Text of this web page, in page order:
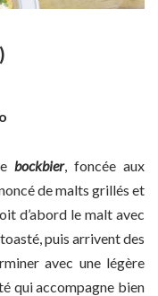
bockbier, foncée aux
de malts grillés et
d’abord le malt avec
puis arrivent des
avec une légère
qui accompagne bien